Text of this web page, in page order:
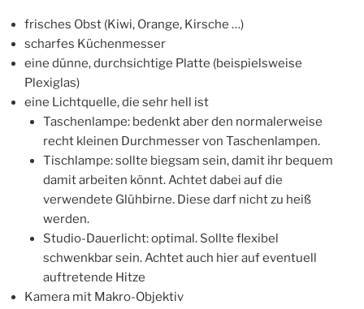
frisches Obst (Kiwi, Orange, Kirsche …)
scharfes Küchenmesser
eine dünne, durchsichtige Platte (beispielsweise
Plexiglas)
eine Lichtquelle, die sehr hell ist
Taschenlampe: bedenkt aber den normalerweise
recht kleinen Durchmesser von Taschenlampen.
Tischlampe: sollte biegsam sein, damit ihr bequem
damit arbeiten könnt. Achtet dabei auf die
verwendete Glühbirne. Diese darf nicht zu heiß
werden.
Studio-Dauerlicht: optimal. Sollte flexibel
schwenkbar sein. Achtet auch hier auf eventuell
auftretende Hitze
Kamera mit Makro-Objektiv